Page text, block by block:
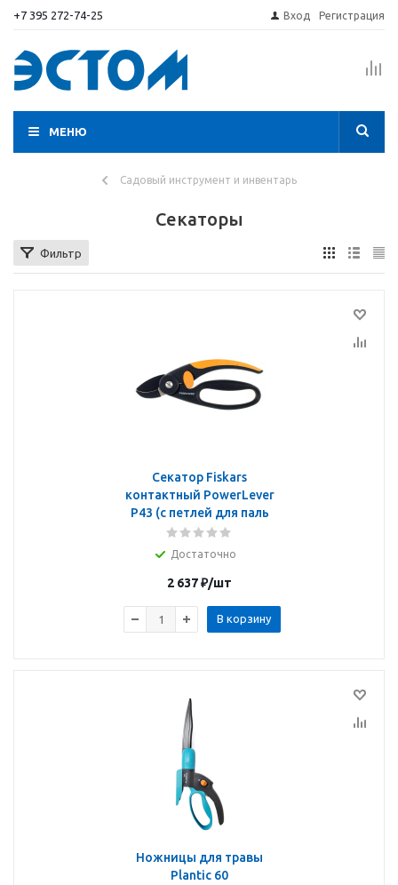
+7 395 272-74-25 Вход Регистрация
МЕНЮ
Садовый инструмент и инвентарь
Секаторы
Фильтр
Секатор Fiskars
контактный PowerLever
P43 (с петлей для паль
Достаточно
2 637₽/шт
В корзину
Ножницы для травы
Plantic 60